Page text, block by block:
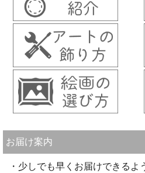
お届け案内
・少しでも早くお届けできる